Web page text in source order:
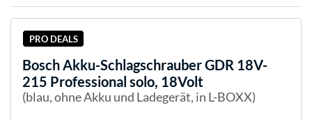
PRO DEALS
BoschAkku-Schlagschrauber GDR 18V-
215 Professional solo, 18Volt
(blau, ohne Akku und Ladegerät, in L-BOXX)